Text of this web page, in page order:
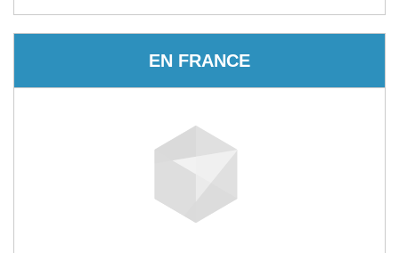
EN FRANCE